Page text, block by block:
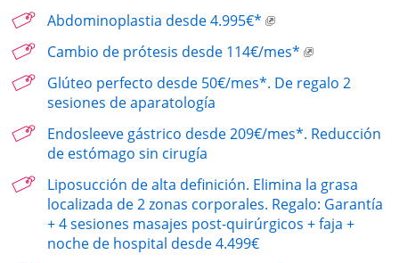
Abdominoplastia desde 4.995€*
Cambio de prótesis desde 114€/mes*
Glúteo perfecto desde 50€/mes*. De regalo 2
sesiones de aparatología
Endosleeve gástrico desde 209€/mes*. Reducción
de estómago sin cirugía
Liposucción de alta definición. Elimina la grasa
localizada de 2 zonas corporales. Regalo: Garantía
+ 4 sesiones masajes post-quirúrgicos + faja +
noche de hospital desde 4.499€